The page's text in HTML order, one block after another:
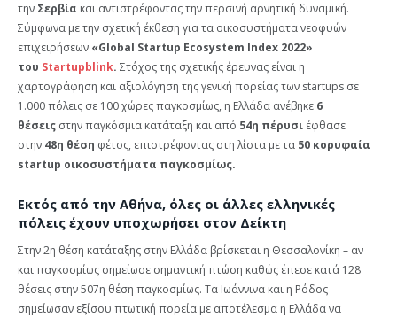
την Σερβία και αντιστρέφοντας την περσινή αρνητική δυναμική.
Σύμφωνα με την σχετική έκθεση για τα οικοσυστήματα νεοφυών
επιχειρήσεων «Global Startup Ecosystem Index 2022»
του Startupblink. Στόχος της σχετικής έρευνας είναι η
χαρτογράφηση και αξιολόγηση της γενική πορείας των startups σε
1.000 πόλεις σε 100 χώρες παγκοσμίως, η Ελλάδα ανέβηκε 6
θέσεις στην παγκόσμια κατάταξη και από 54η πέρυσι έφθασε
στην 48η θέση φέτος, επιστρέφοντας στη λίστα με τα 50 κορυφαία
startup οικοσυστήματα παγκοσμίως.
Εκτός από την Αθήνα, όλες οι άλλες ελληνικές
πόλεις έχουν υποχωρήσει στον Δείκτη
Στην 2η θέση κατάταξης στην Ελλάδα βρίσκεται η Θεσσαλονίκη – αν
και παγκοσμίως σημείωσε σημαντική πτώση καθώς έπεσε κατά 128
θέσεις στην 507η θέση παγκοσμίως. Τα Ιωάννινα και η Ρόδος
σημείωσαν εξίσου πτωτική πορεία με αποτέλεσμα η Ελλάδα να